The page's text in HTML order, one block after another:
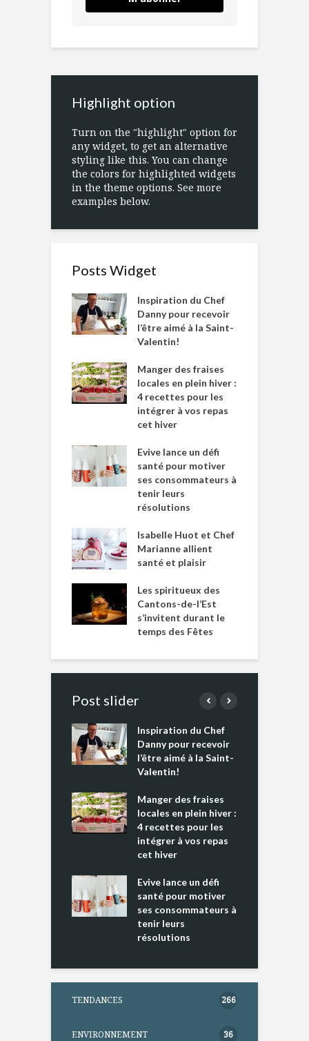
Highlight option
Turn on the "highlight" option for
any widget, to get an alternative
styling like this. You can change
the colors for highlighted widgets
in the theme options. See more
examples below.
Posts Widget
Inspiration du Chef
Danny pour recevoir
l’être aimé à la Saint-
Valentin!
Manger des fraises
locales en plein hiver :
4 recettes pour les
intégrer à vos repas
cet hiver
Evive lance un défi
santé pour motiver
ses consommateurs à
tenir leurs
résolutions
Isabelle Huot et Chef
Marianne allient
santé et plaisir
Les spiritueux des
Cantons-de-l’Est
s’invitent durant le
temps des Fêtes
Post slider
Inspiration du Chef
Danny pour recevoir
l’être aimé à la Saint-
Valentin!
Manger des fraises
locales en plein hiver :
4 recettes pour les
intégrer à vos repas
cet hiver
Evive lance un défi
santé pour motiver
ses consommateurs à
tenir leurs
résolutions
TENDANCES 266
ENVIRONNEMENT 36